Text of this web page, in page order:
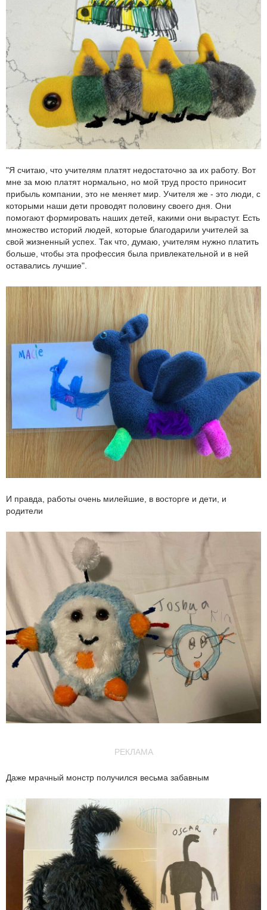
"Я считаю, что учителям платят недостаточно за их работу. Вот
мне за мою платят нормально, но мой труд просто приносит
прибыль компании, это не меняет мир. Учителя же - это люди, с
которыми наши дети проводят половину своего дня. Они
помогают формировать наших детей, какими они вырастут. Есть
множество историй людей, которые благодарили учителей за
свой жизненный успех. Так что, думаю, учителям нужно платить
больше, чтобы эта профессия была привлекательной и в ней
оставались лучшие".
И правда, работы очень милейшие, в восторге и дети, и
родители
РЕКЛАМА
Даже мрачный монстр получился весьма забавным